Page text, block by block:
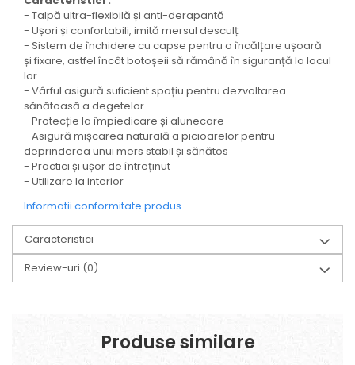
- Talpă ultra-flexibilă și anti-derapantă
- Ușori și confortabili, imită mersul desculț
- Sistem de închidere cu capse pentru o încălțare ușoară
și fixare, astfel încât botoșeii să rămână în siguranță la locul
lor
- Vârful asigură suficient spațiu pentru dezvoltarea
sănătoasă a degetelor
- Protecție la împiedicare și alunecare
- Asigură mișcarea naturală a picioarelor pentru
deprinderea unui mers stabil și sănătos
- Practici și ușor de întreținut
- Utilizare la interior
Informatii conformitate produs
Caracteristici
Review-uri (0)
Produse similare